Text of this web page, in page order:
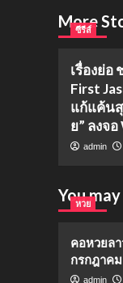
More
ซีรีส์
เรื่องย่อ
First
แก้แค้นสุ
ย” ลงจ
admin
You
หวย
คอหวยลา
กรกฎาค
admin